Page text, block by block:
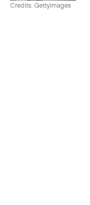
Credits: Gettyimages